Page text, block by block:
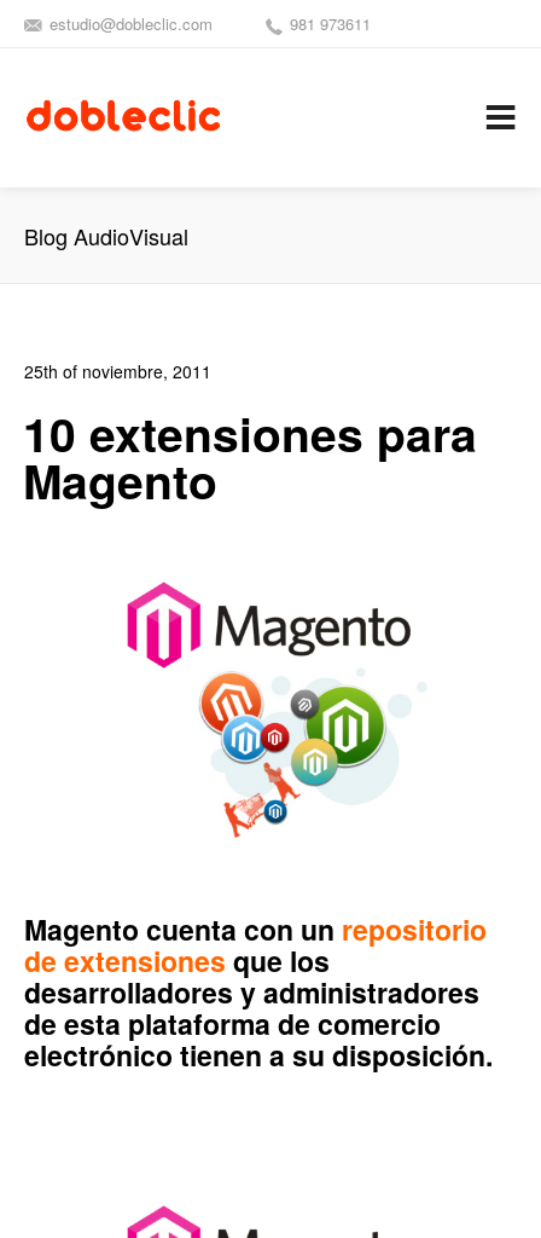
estudio@dobleclic.com 981 973611
Blog AudioVisual
25th of noviembre, 2011
0
10 extensiones para
Magento
Magento cuenta con un repositorio
de extensiones que los
desarrolladores y administradores
de esta plataforma de comercio
electrónico tienen a su disposición.